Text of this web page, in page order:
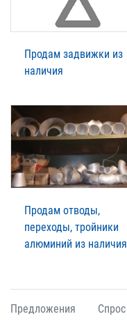
Продам задвижки из
наличия
Продам отводы,
переходы, тройники
алюминий из наличия
Предложения Спрос